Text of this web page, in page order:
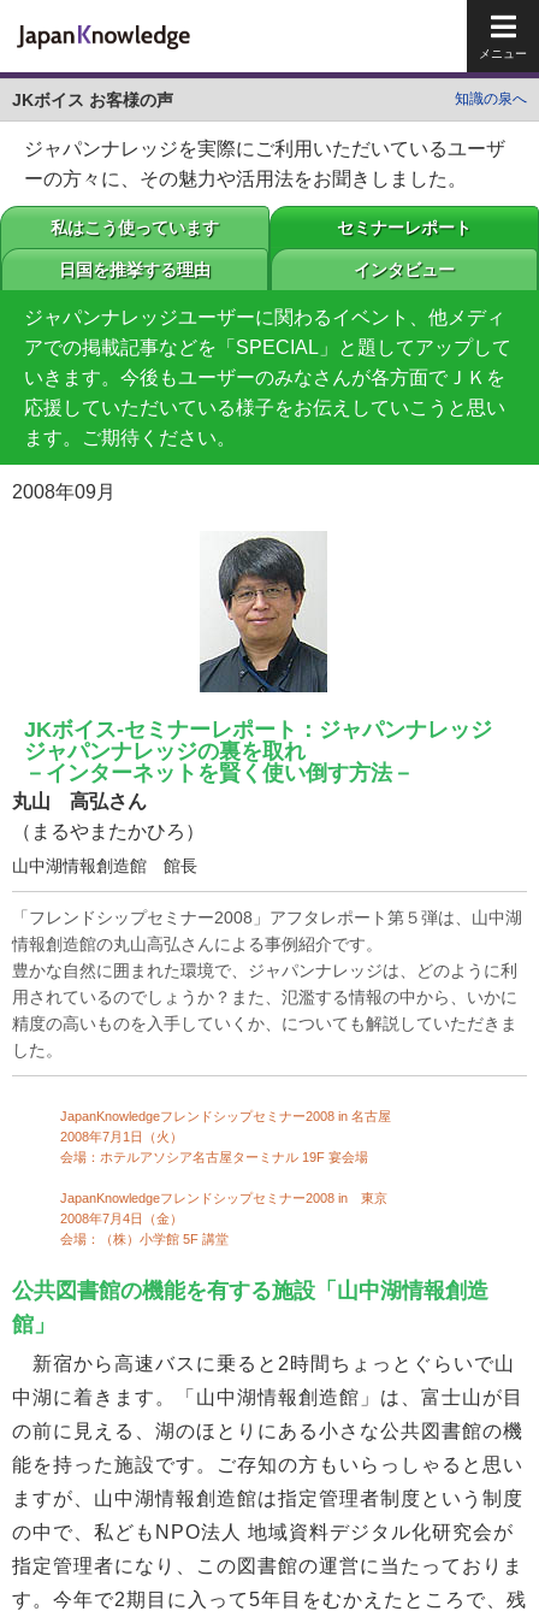
JKボイス お客様の声 知識の泉へ
ジャパンナレッジを実際にご利用いただいているユーザ
ーの方々に、その魅力や活用法をお聞きしました。
私はこう使っています セミナーレポート
日国を推挙する理由 インタビュー
ジャパンナレッジユーザーに関わるイベント、他メディ
アでの掲載記事などを「SPECIAL」と題してアップして
いきます。今後もユーザーのみなさんが各方面でＪＫを
応援していただいている様子をお伝えしていこうと思い
ます。ご期待ください。
2008年09月
JKボイス-セミナーレポート：ジャパンナレッジ
ジャパンナレッジの裏を取れ
－インターネットを賢く使い倒す方法－
丸山 高弘さん
（まるやまたかひろ）
山中湖情報創造館 館長
「フレンドシップセミナー2008」アフタレポート第５弾は、山中湖
情報創造館の丸山高弘さんによる事例紹介です。
豊かな自然に囲まれた環境で、ジャパンナレッジは、どのように利
用されているのでしょうか？また、氾濫する情報の中から、いかに
精度の高いものを入手していくか、についても解説していただきま
した。
JapanKnowledgeフレンドシップセミナー2008 in 名古屋
2008年7月1日（火）
会場：ホテルアソシア名古屋ターミナル 19F 宴会場
JapanKnowledgeフレンドシップセミナー2008 in 東京
2008年7月4日（金）
会場：（株）小学館 5F 講堂
公共図書館の機能を有する施設「山中湖情報創造
館」
新宿から高速バスに乗ると2時間ちょっとぐらいで山
中湖に着きます。「山中湖情報創造館」は、富士山が目
の前に見える、湖のほとりにある小さな公共図書館の機
能を持った施設です。ご存知の方もいらっしゃると思い
ますが、山中湖情報創造館は指定管理者制度という制度
の中で、私どもNPO法人 地域資料デジタル化研究会が
指定管理者になり、この図書館の運営に当たっておりま
す。今年で2期目に入って5年目をむかえたところで、残